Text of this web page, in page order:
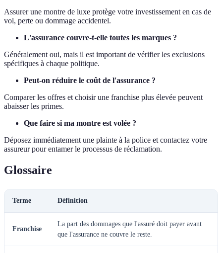
Assurer une montre de luxe protège votre investissement en cas de
vol, perte ou dommage accidentel.
L'assurance couvre-t-elle toutes les marques ?
Généralement oui, mais il est important de vérifier les exclusions
spécifiques à chaque politique.
Peut-on réduire le coût de l'assurance ?
Comparer les offres et choisir une franchise plus élevée peuvent
abaisser les primes.
Que faire si ma montre est volée ?
Déposez immédiatement une plainte à la police et contactez votre
assureur pour entamer le processus de réclamation.
Glossaire
Terme Définition
Franchise
La part des dommages que l'assuré doit payer avant
que l'assurance ne couvre le reste.